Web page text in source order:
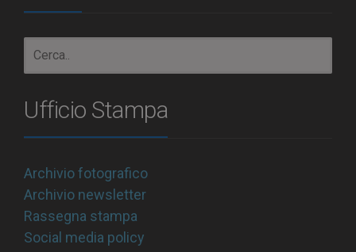
Ufficio Stampa
Archivio fotografico
Archivio newsletter
Rassegna stampa
Social media policy